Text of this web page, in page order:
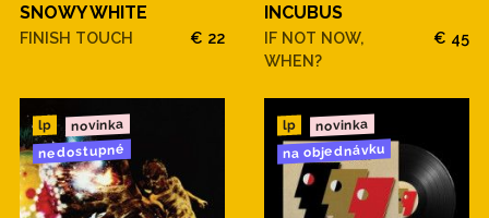
SNOWY WHITE
FINISH TOUCH € 22
INCUBUS
IF NOT NOW,
WHEN?
€ 45
lp novinka
nedostupné
lp novinka
na objednávku